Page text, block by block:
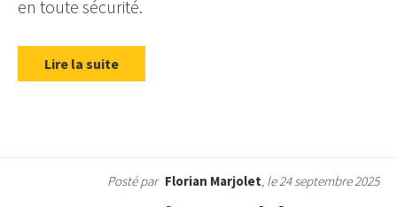
en toute sécurité.
Lire la suite
Posté par Florian Marjolet, le 24 septembre 2025